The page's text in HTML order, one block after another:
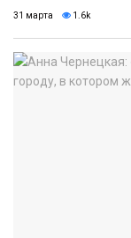
31 марта 1.6k